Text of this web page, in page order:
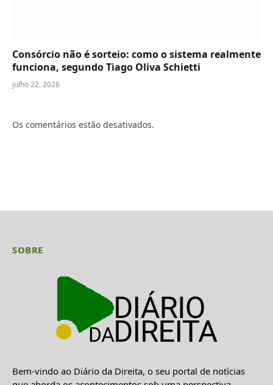
Consórcio não é sorteio: como o sistema realmente
funciona, segundo Tiago Oliva Schietti
julho 22, 2026
Os comentários estão desativados.
SOBRE
Bem-vindo ao Diário da Direita, o seu portal de notícias